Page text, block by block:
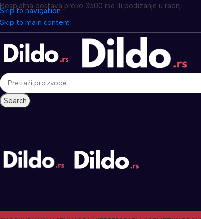
Skip to navigation
Skip to main content
Besplatna dostava preko 3500 rsd ili podizanje u radnji.
Search